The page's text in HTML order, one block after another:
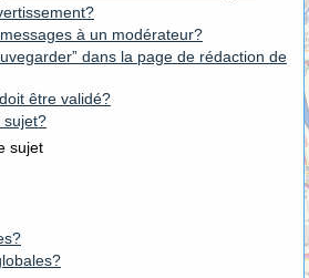
à un modérateur?
dans la page de rédaction de
être validé?
sujet?
sujet